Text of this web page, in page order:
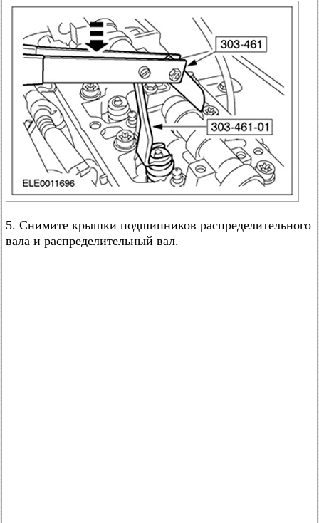
5. Снимите крышки подшипников распределительного
вала и распределительный вал.